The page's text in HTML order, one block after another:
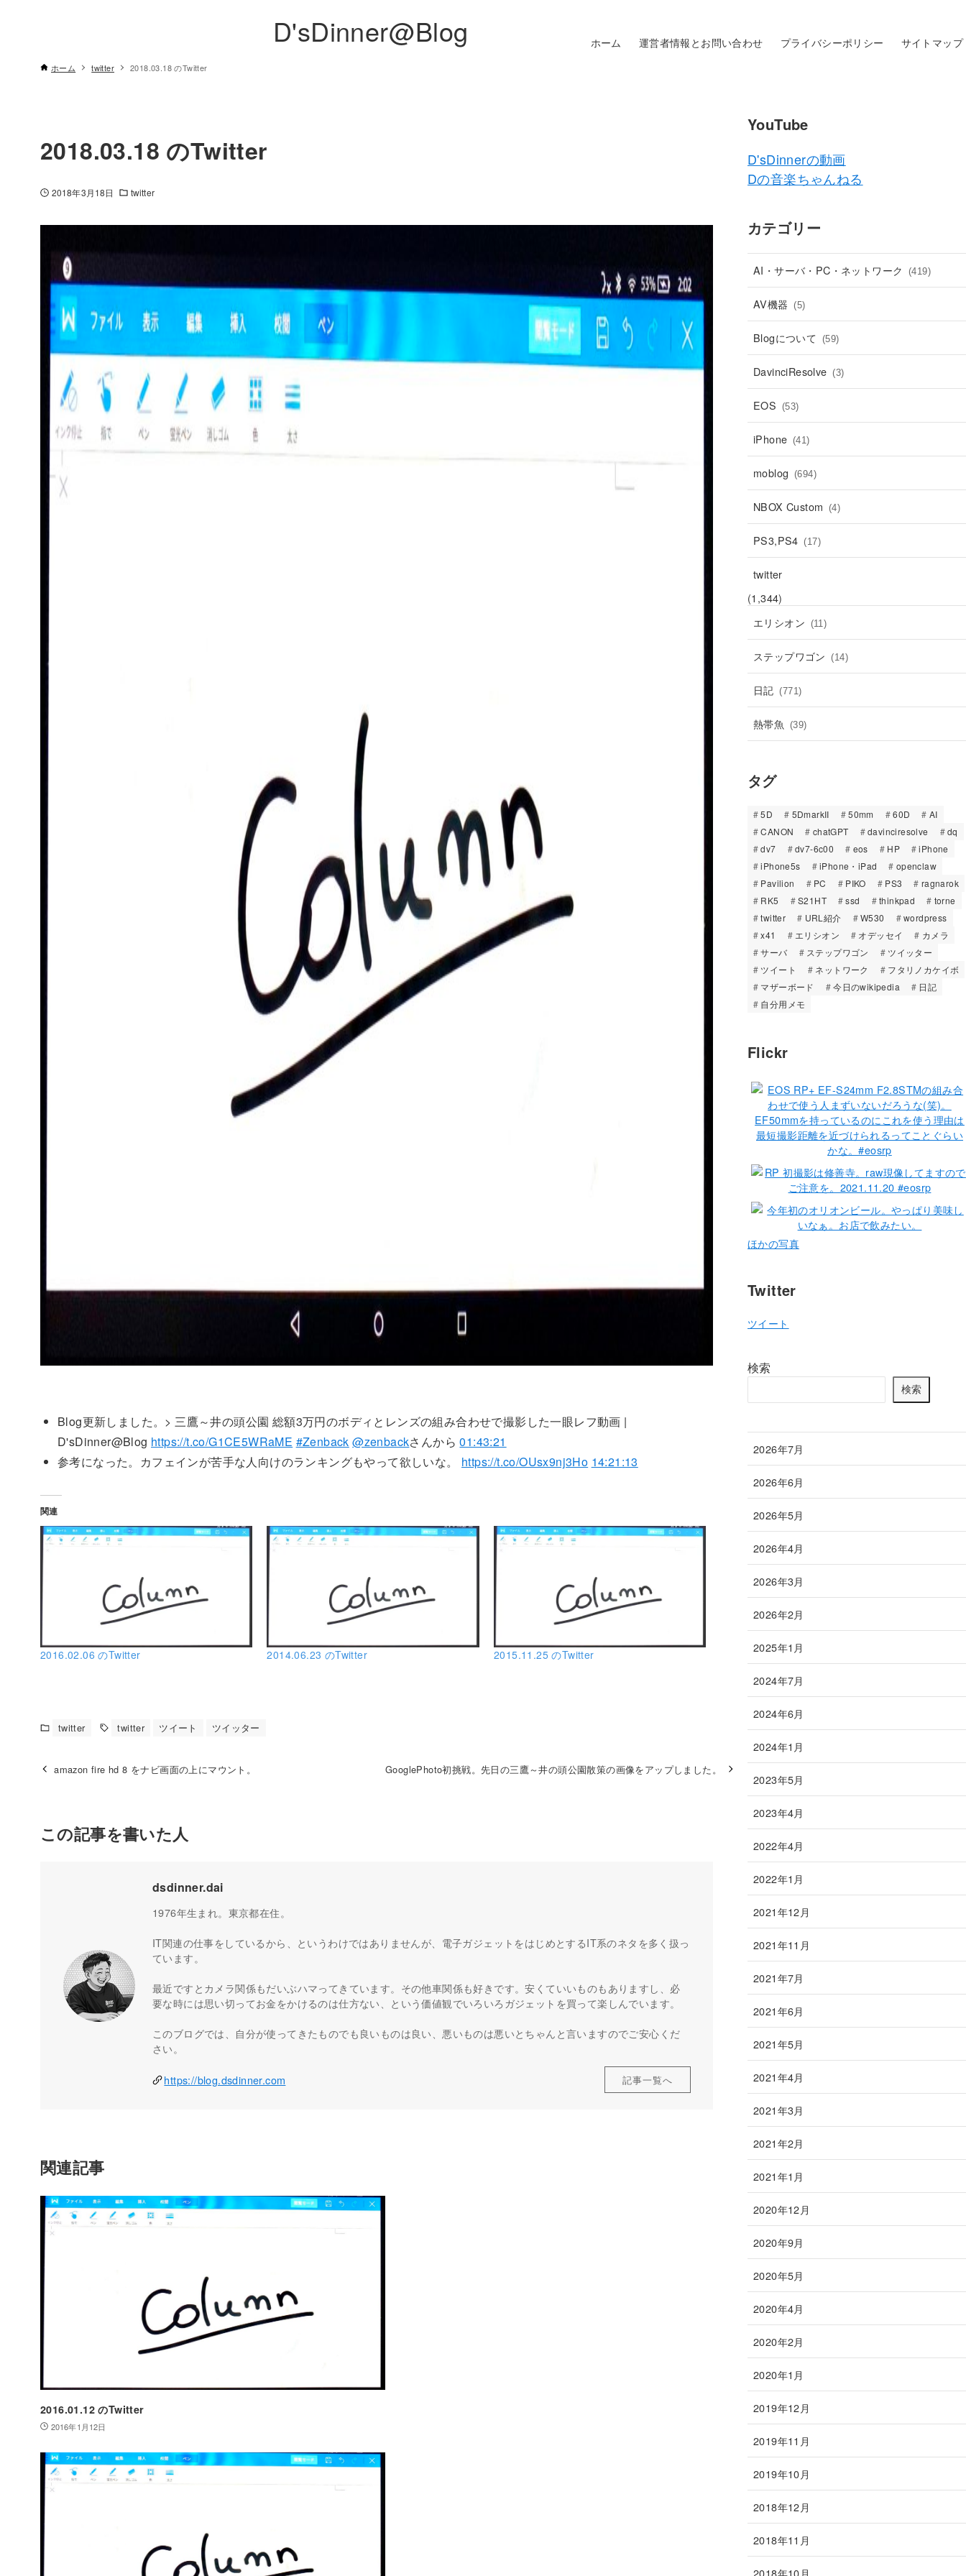
D'sDinner@Blog ホーム 運営者情報とお問い合わせ プライバシーポリシー サイトマップ
ホーム twitter 2018.03.18 のTwitter
2018.03.18 のTwitter
2018年3月18日 twitter
Blog更新しました。> 三鷹～井の頭公園 総額3万円のボディとレンズの組み合わせで撮影した一眼レフ動画 |
D'sDinner@Blog https://t.co/G1CE5WRaME #Zenback @zenbackさんから01:43:21
参考になった。カフェインが苦手な人向けのランキングもやって欲しいな。 https://t.co/OUsx9nj3Ho 14:21:13
関連
2016.02.06 のTwitter 2014.06.23 のTwitter 2015.11.25 のTwitter
twitter twitter ツイート ツイッター
amazon fire hd 8 をナビ画面の上にマウント。 GooglePhoto初挑戦。先日の三鷹～井の頭公園散策の画像をアップしました。
この記事を書いた人
dsdinner.dai
1976年生まれ。東京都在住。
IT関連の仕事をしているから、というわけではありませんが、電子ガジェットをはじめとするIT系のネタを多く扱っ
ています。
最近ですとカメラ関係もだいぶハマってきています。その他車関係も好きです。安くていいものもありますし、必
要な時には思い切ってお金をかけるのは仕方ない、という価値観でいろいろガジェットを買って楽しんでいます。
このブログでは、自分が使ってきたものでも良いものは良い、悪いものは悪いとちゃんと言いますのでご安心くだ
さい。
https://blog.dsdinner.com 記事一覧へ
関連記事
2016.01.12 のTwitter
2016年1月12日
YouTube
D'sDinnerの動画
Dの音楽ちゃんねる
カテゴリー
AI・サーバ・PC・ネットワーク (419)
AV機器 (5)
Blogについて (59)
DavinciResolve (3)
EOS (53)
iPhone (41)
moblog (694)
NBOX Custom (4)
PS3,PS4 (17)
twitter
(1,344)
エリシオン (11)
ステップワゴン (14)
日記 (771)
熱帯魚 (39)
タグ
5D 5DmarkII 50mm 60D
AI
CANON
chatGPT davinciresolve
dq
dv7
dv7-6c00 eos HP
iPhone
iPhone5s
iPhone・iPad
openclaw
Pavilion
PC PIKO PS3
ragnarok
RK5
S21HT ssd thinkpad
torne
twitter
URL紹介 W530
wordpress
x41
エリシオン オデッセイ
カメラ
サーバ
ステップワゴン
ツイッター
ツイート
ネットワーク
フタリノカケイボ
マザーボード
今日のwikipedia
日記
自分用メモ
Flickr
ほかの写真
Twitter
ツイート
検索
検索
2026年7月
2026年6月
2026年5月
2026年4月
2026年3月
2026年2月
2025年1月
2024年7月
2024年6月
2024年1月
2023年5月
2023年4月
2022年4月
2022年1月
2021年12月
2021年11月
2021年7月
2021年6月
2021年5月
2021年4月
2021年3月
2021年2月
2021年1月
2020年12月
2020年9月
2020年5月
2020年4月
2020年2月
2020年1月
2019年12月
2019年11月
2019年10月
2018年12月
2018年11月
2018年10月